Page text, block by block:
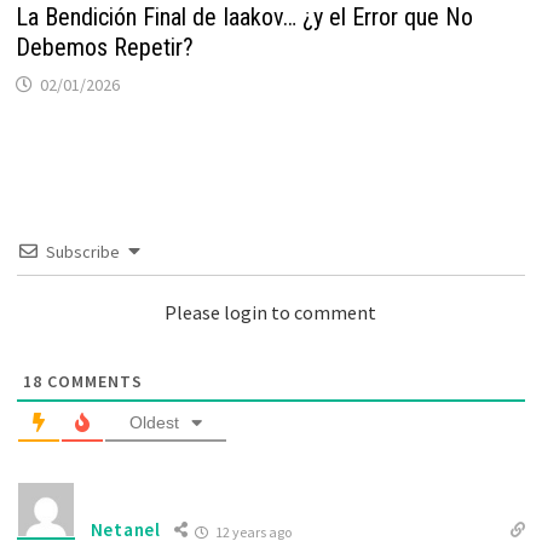
La Bendición Final de Iaakov… ¿y el Error que No
Debemos Repetir?
02/01/2026
Subscribe
Please login to comment
18 COMMENTS
Oldest
Netanel 12 years ago